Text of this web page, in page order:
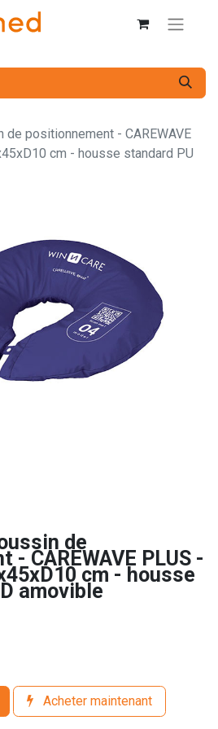
de positionnement - CAREWAVE
cm - housse standard PU
de
CAREWAVE PLUS -
cm - housse
amovible
Acheter maintenant